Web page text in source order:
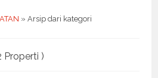
» Arsip dari kategori
Properti )